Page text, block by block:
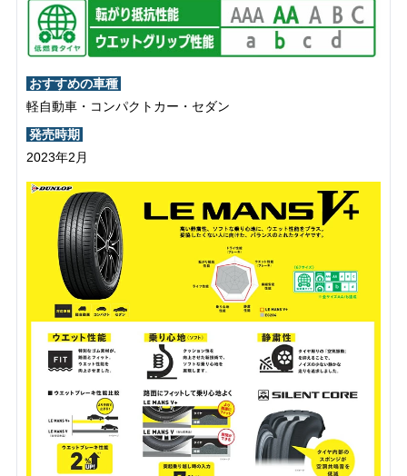
おすすめの車種
軽自動車・コンパクトカー・セダン
発売時期
2023年2月